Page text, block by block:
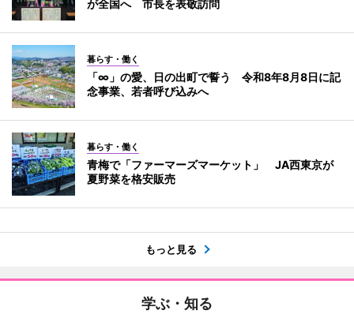
が全国へ 市長を表敬訪問
暮らす・働く
「∞」の愛、日の出町で誓う 令和8年8月8日に記
念事業、若者呼び込みへ
暮らす・働く
青梅で「ファーマーズマーケット」 JA西東京が
夏野菜を格安販売
もっと見る
学ぶ・知る